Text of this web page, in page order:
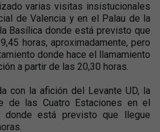
varias visitas insistucionales
de Valencia y en el Palau de la
Basílica donde está previsto que
horas, aproximadamente, pero
donde hace el llamamiento
a partir de las 20,30 horas.
con la afición del Levante UD, la
de las Cuatro Estaciones en el
está previsto que llegue